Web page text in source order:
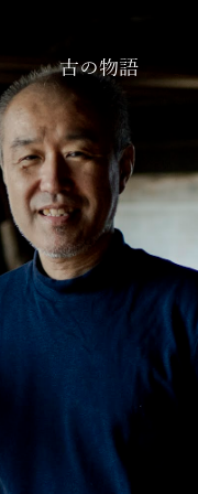
古の物語